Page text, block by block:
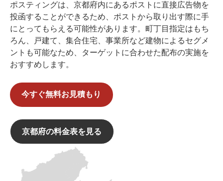
ポスティングは、京都府内にあるポストに直接広告物を
投函することができるため、ポストから取り出す際に手
にとってもらえる可能性があります。町丁目指定はもち
ろん、戸建て、集合住宅、事業所など建物によるセグメ
ントも可能なため、ターゲットに合わせた配布の実施を
おすすめします。
今すぐ無料お見積もり
京都府の料金表を見る